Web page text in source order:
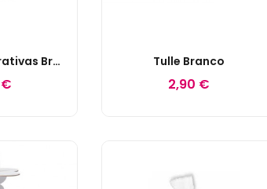
Rosetas Decorativas Brancas C/ Friso Dourado Tulle Branco
2,90 €